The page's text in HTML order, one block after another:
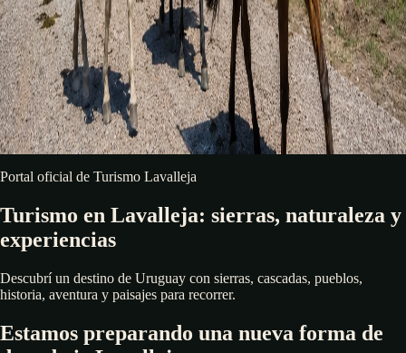
Portal oficial de Turismo Lavalleja
Turismo en Lavalleja: sierras, naturaleza y
experiencias
Descubrí un destino de Uruguay con sierras, cascadas, pueblos,
historia, aventura y paisajes para recorrer.
Estamos preparando una nueva forma de